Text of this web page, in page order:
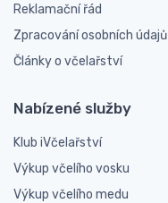
Reklamační řád
Zpracování osobních údajů
Články o včelařství
Nabízené služby
Klub iVčelařství
Výkup včelího vosku
Výkup včelího medu